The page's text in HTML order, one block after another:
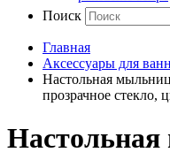
Поиск
Главная
Аксессуары для
Настольная
прозрачное стекло,